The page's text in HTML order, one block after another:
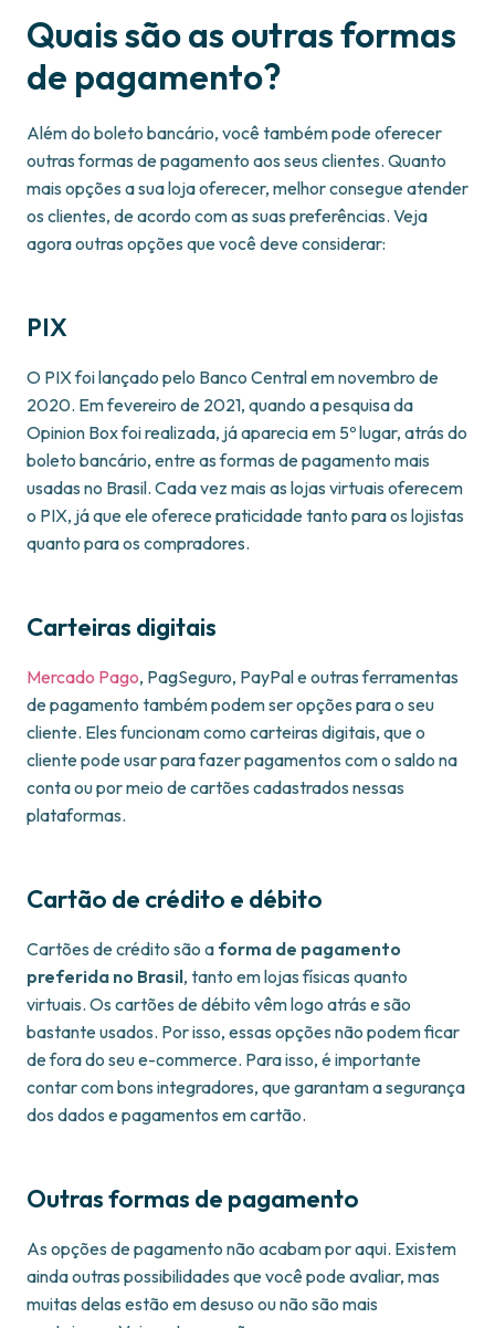
Quais são as outras formas
de pagamento?
Além do boleto bancário, você também pode oferecer
outras formas de pagamento aos seus clientes. Quanto
mais opções a sua loja oferecer, melhor consegue atender
os clientes, de acordo com as suas preferências. Veja
agora outras opções que você deve considerar:
PIX
O PIX foi lançado pelo Banco Central em novembro de
2020. Em fevereiro de 2021, quando a pesquisa da
Opinion Box foi realizada, já aparecia em 5º lugar, atrás do
boleto bancário, entre as formas de pagamento mais
usadas no Brasil. Cada vez mais as lojas virtuais oferecem
o PIX, já que ele oferece praticidade tanto para os lojistas
quanto para os compradores.
Carteiras digitais
Mercado Pago, PagSeguro, PayPal e outras ferramentas
de pagamento também podem ser opções para o seu
cliente. Eles funcionam como carteiras digitais, que o
cliente pode usar para fazer pagamentos com o saldo na
conta ou por meio de cartões cadastrados nessas
plataformas.
Cartão de crédito e débito
Cartões de crédito são a forma de pagamento
preferida no Brasil, tanto em lojas físicas quanto
virtuais. Os cartões de débito vêm logo atrás e são
bastante usados. Por isso, essas opções não podem ficar
de fora do seu e-commerce. Para isso, é importante
contar com bons integradores, que garantam a segurança
dos dados e pagamentos em cartão.
Outras formas de pagamento
As opções de pagamento não acabam por aqui. Existem
ainda outras possibilidades que você pode avaliar, mas
muitas delas estão em desuso ou não são mais